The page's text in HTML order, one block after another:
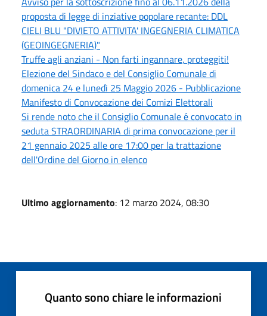
proposta di legge di inziative popolare recante: DDL
CIELI BLU "DIVIETO ATTIVITA' INGEGNERIA CLIMATICA
(GEOINGEGNERIA)"
Truffe agli anziani - Non farti ingannare, proteggiti!
Elezione del Sindaco e del Consiglio Comunale di
domenica 24 e lunedì 25 Maggio 2026 - Pubblicazione
Manifesto di Convocazione dei Comizi Elettorali
Si rende noto che il Consiglio Comunale é convocato in
seduta STRAORDINARIA di prima convocazione per il
21 gennaio 2025 alle ore 17:00 per la trattazione
dell'Ordine del Giorno in elenco
Ultimo aggiornamento: 12 marzo 2024, 08:30
Quanto sono chiare le informazioni